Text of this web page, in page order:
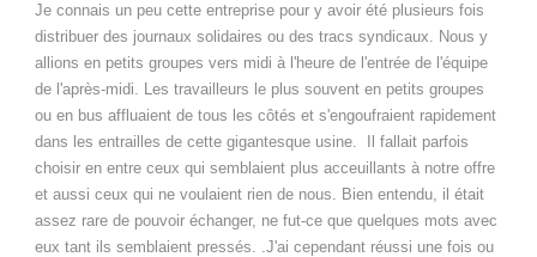
Je connais un peu cette entreprise pour y avoir été plusieurs fois
distribuer des journaux solidaires ou des tracs syndicaux. Nous y
allions en petits groupes vers midi à l'heure de l'entrée de l'équipe
de l'après-midi. Les travailleurs le plus souvent en petits groupes
ou en bus affluaient de tous les côtés et s'engoufraient rapidement
dans les entrailles de cette gigantesque usine.
Il fallait parfois
choisir en entre ceux qui semblaient plus acceuillants à notre offre
et aussi ceux qui ne voulaient rien de nous. Bien entendu, il était
assez rare de pouvoir échanger, ne fut-ce que quelques mots avec
eux tant ils semblaient pressés. .J'ai cependant réussi une fois ou